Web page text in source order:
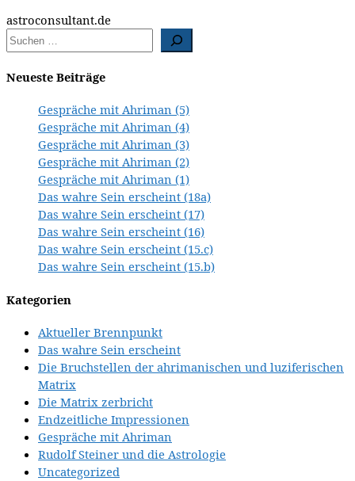
astroconsultant.de
Neueste Beiträge
Gespräche mit Ahriman (5)
Gespräche mit Ahriman (4)
Gespräche mit Ahriman (3)
Gespräche mit Ahriman (2)
Gespräche mit Ahriman (1)
Das wahre Sein erscheint (18a)
Das wahre Sein erscheint (17)
Das wahre Sein erscheint (16)
Das wahre Sein erscheint (15.c)
Das wahre Sein erscheint (15.b)
Kategorien
Aktueller Brennpunkt
Das wahre Sein erscheint
Die Bruchstellen der ahrimanischen und luziferischen
Matrix
Die Matrix zerbricht
Endzeitliche Impressionen
Gespräche mit Ahriman
Rudolf Steiner und die Astrologie
Uncategorized